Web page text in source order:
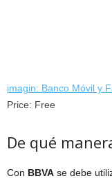
imagin: Banco Móvil y
Price: Free
De qué
Con BBVA se debe